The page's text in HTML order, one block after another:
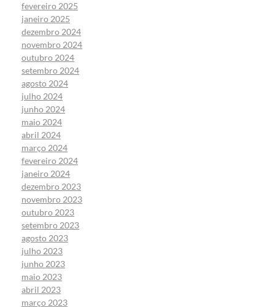
fevereiro 2025
janeiro 2025
dezembro 2024
novembro 2024
outubro 2024
setembro 2024
agosto 2024
julho 2024
junho 2024
maio 2024
abril 2024
março 2024
fevereiro 2024
janeiro 2024
dezembro 2023
novembro 2023
outubro 2023
setembro 2023
agosto 2023
julho 2023
junho 2023
maio 2023
abril 2023
março 2023